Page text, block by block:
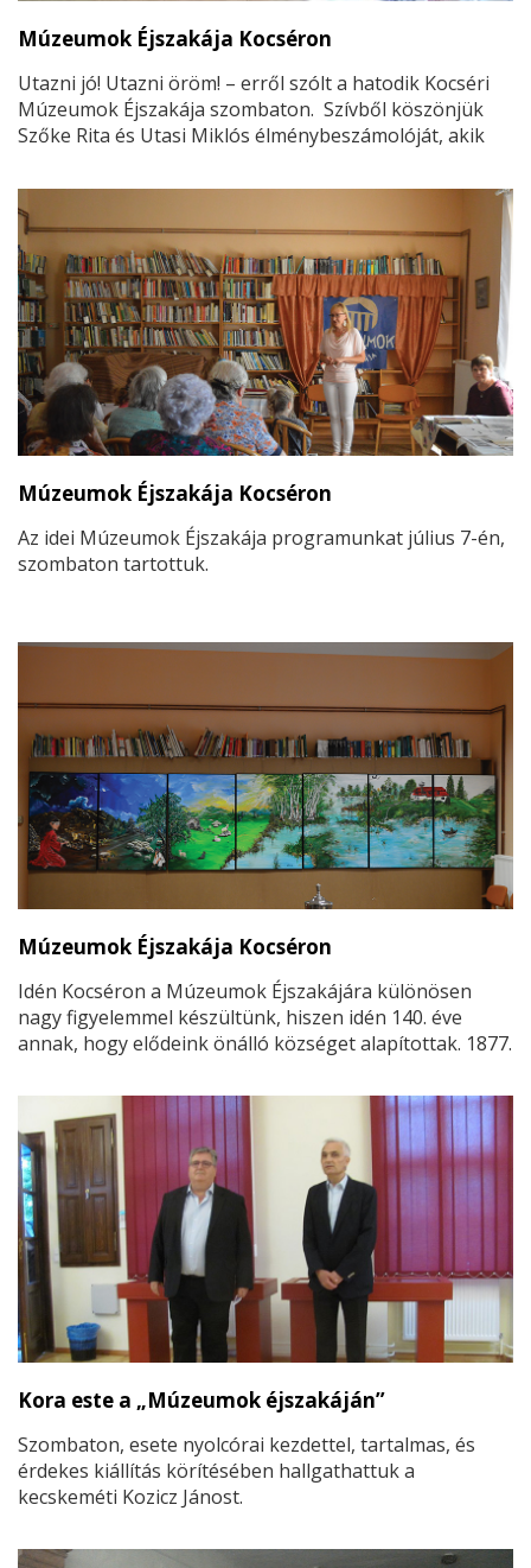
Múzeumok Éjszakája Kocséron
Utazni jó! Utazni öröm! – erről szólt a hatodik Kocséri
Múzeumok Éjszakája szombaton. Szívből köszönjük
Szőke Rita és Utasi Miklós élménybeszámolóját, akik
kihasználva korunk digitális lehetőségeit, egy videón
keresztül osztottak meg velünk számtalan ötletet és
tippet saját tapasztalataikról.
Múzeumok Éjszakája Kocséron
Az idei Múzeumok Éjszakája programunkat július 7-én,
szombaton tartottuk.
Múzeumok Éjszakája Kocséron
Idén Kocséron a Múzeumok Éjszakájára különösen
nagy figyelemmel készültünk, hiszen idén 140. éve
annak, hogy elődeink önálló községet alapítottak. 1877.
Kora este a „Múzeumok éjszakáján”
Szombaton, esete nyolcórai kezdettel, tartalmas, és
érdekes kiállítás körítésében hallgathattuk a
kecskeméti Kozicz Jánost.